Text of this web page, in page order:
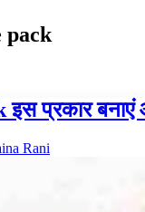
pack
प्रकार बनाएं
Rani